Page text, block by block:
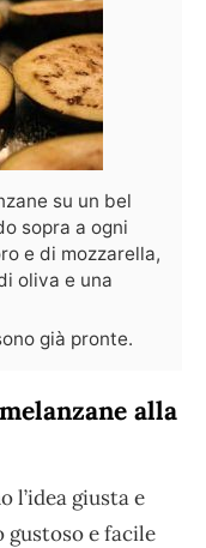
su un bel
sopra a ogni
e di mozzarella,
oliva e una
già pronte.
alla
l’idea giusta e
gustoso e facile